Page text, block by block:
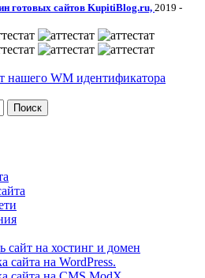
готовых сайтов KupitiBlog.ru, 2019 -
Поиск
сайт на хостинг и домен
сайта на WordPress.